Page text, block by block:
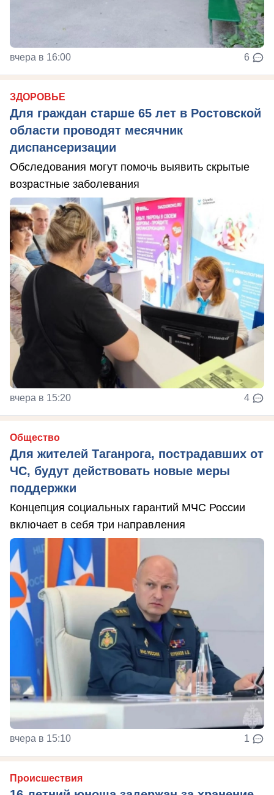
вчера в 16:00 6
ЗДОРОВЬЕ
Для граждан старше 65 лет в Ростовской
области проводят месячник
диспансеризации
Обследования могут помочь выявить скрытые
возрастные заболевания
вчера в 15:20 4
Общество
Для жителей Таганрога, пострадавших от
ЧС, будут действовать новые меры
поддержки
Концепция социальных гарантий МЧС России
включает в себя три направления
вчера в 15:10 1
Происшествия